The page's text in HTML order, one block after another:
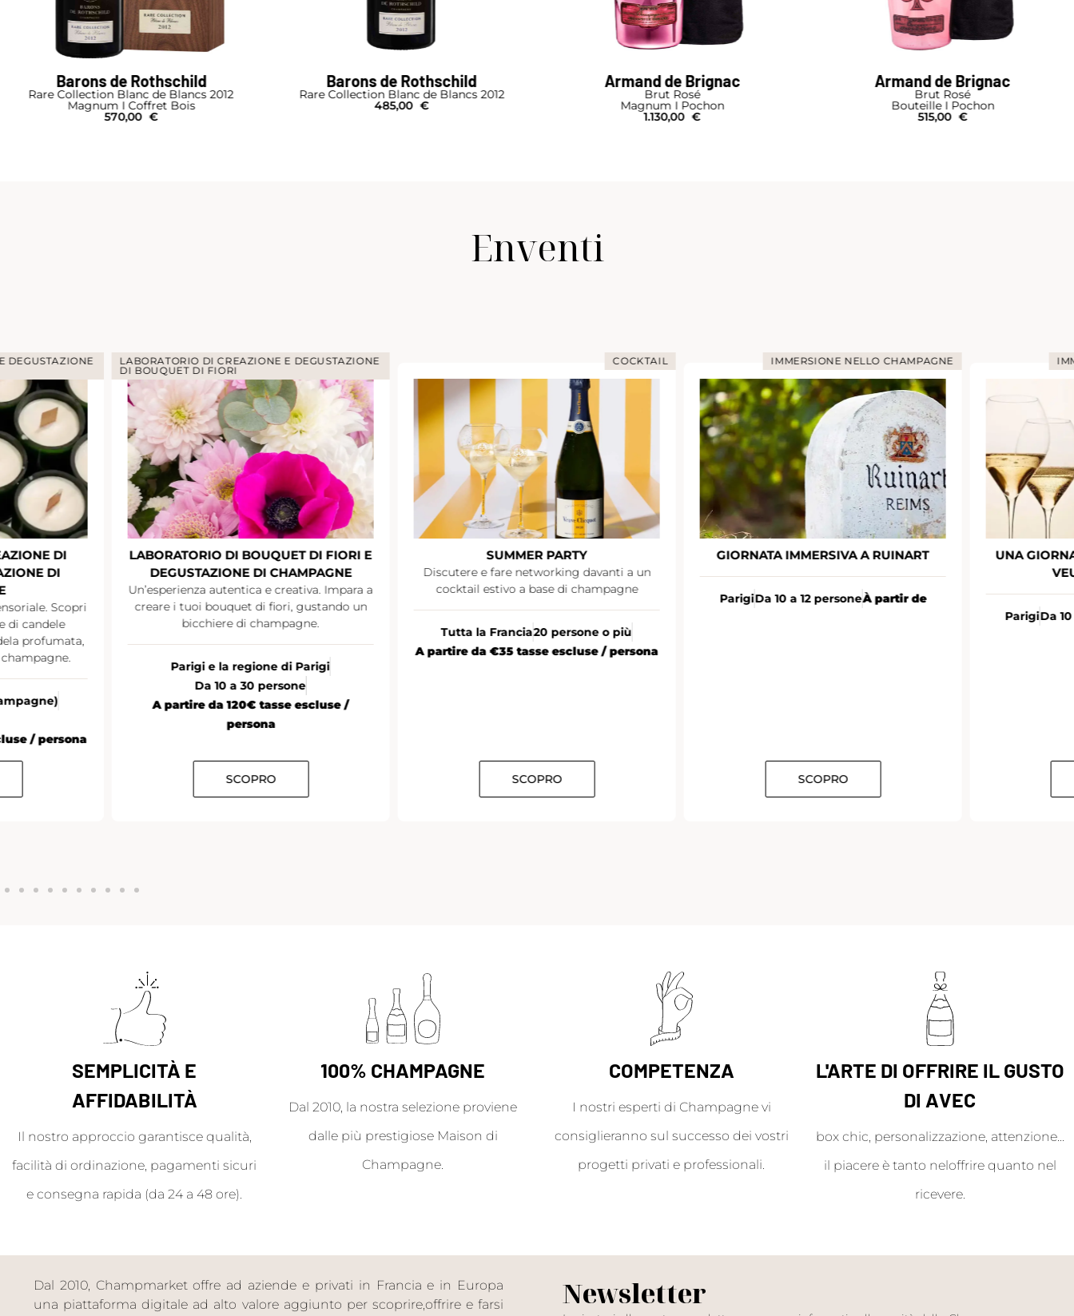
Barons de Rothschild
Rare Collection Blanc de Blancs 2012
485,00 €
Armand de Brignac
Brut Rosé
Magnum I Pochon
Armand de Brignac
Brut Rosé
Bouteille I Pochon
515,00 €
Drappier
Carte d'Or
Primat
5.450,00 €
Enventi
DEGUSTAZIONE
DI FIORI E
Impara a
gustando un
Parigi
escluse /
COCKTAIL
SUMMER PARTY
Discutere e fare networking davanti a un
cocktail estivo a base di champagne
Tutta la Francia 20 persone o più
SCOPRO
IMMERSIONE NELLO CHAMPAGNE
GIORNATA IMMERSIVA A RUINART
À partir de
SCOPRO
IMMERSIONE NELLO CHAMPAGNE
UNA GIORNATA IMMERSIVA PRESSO
SCOPRO
Parigi10
SEMPLICITÀ E
AFFIDABILITÀ
Il nostro approccio garantisce qualità,
facilità di ordinazione, pagamenti sicuri
e consegna rapida (da 24 a 48 ore).
100% CHAMPAGNE
Dal 2010, la nostra selezione proviene
dalle più prestigiose Maison di
Champagne.
COMPETENZA
I nostri esperti di Champagne vi
consiglieranno sul successo dei vostri
progetti privati e professionali.
L'ARTE DI OFFRIRE IL GUSTO
DI AVEC
box chic, personalizzazione, attenzione...
il piacere è tanto neloffrire quanto nel
ricevere.
Dal 2010, Champmarket offre ad aziende e privati in Francia e in Europa
una piattaforma digitale ad alto valore aggiunto per scoprire,offrire e farsi
Newsletter